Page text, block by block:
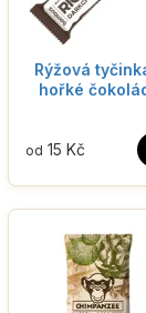
Rýžová
hořké
od 15 Kč